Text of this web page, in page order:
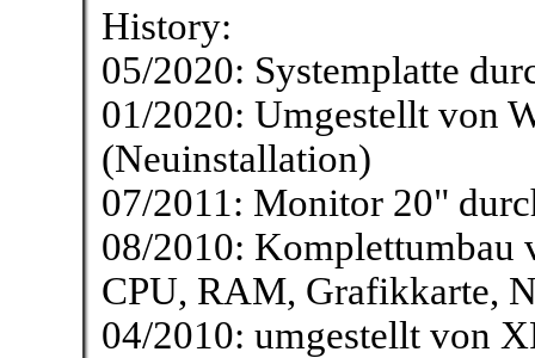
History:
05/2020: Systemplatte
01/2020: Umgestellt von
(Neuinstallation)
07/2011: Monitor 20"
08/2010: Komplettumbau
CPU, RAM, Grafikkarte,
04/2010: umgestellt von